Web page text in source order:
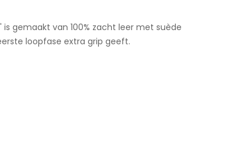
is gemaakt van 100% zacht leer met suède
loopfase extra grip geeft.